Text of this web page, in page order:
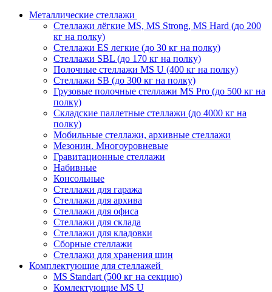
Металлические стеллажи
Стеллажи лёгкие MS, MS Strong, MS Hard (до 200
кг на полку)
Стеллажи ES легкие (до 30 кг на полку)
Стеллажи SBL (до 170 кг на полку)
Полочные стеллажи MS U (400 кг на полку)
Стеллажи SB (до 300 кг на полку)
Грузовые полочные стеллажи MS Pro (до 500 кг на
полку)
Складские паллетные стеллажи (до 4000 кг на
полку)
Мобильные стеллажи, архивные стеллажи
Мезонин. Многоуровневые
Гравитационные стеллажи
Набивные
Консольные
Стеллажи для гаража
Стеллажи для архива
Стеллажи для офиса
Стеллажи для склада
Стеллажи для кладовки
Сборные стеллажи
Стеллажи для хранения шин
Комплектующие для стеллажей
MS Standart (500 кг на секцию)
Комлектующие MS U